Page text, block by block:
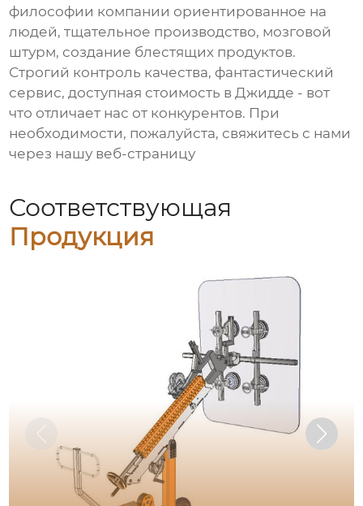
философии компании ориентированное на
людей, тщательное производство, мозговой
штурм, создание блестящих продуктов.
Строгий контроль качества, фантастический
сервис, доступная стоимость в Джидде - вот
что отличает нас от конкурентов. При
необходимости, пожалуйста, свяжитесь с нами
через нашу веб-страницу
Соответствующая
Продукция